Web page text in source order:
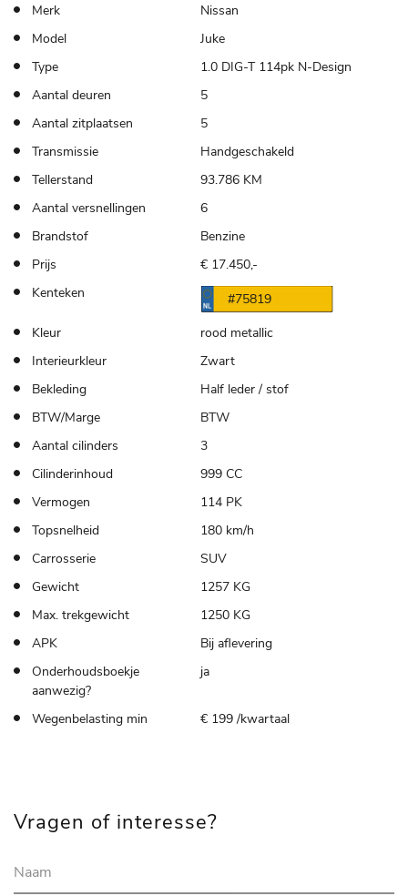
Merk
Nissan
Model
Juke
Type
1.0 DIG-T 114pk N-Design
Aantal deuren
5
Aantal zitplaatsen
5
Transmissie
Handgeschakeld
Tellerstand
93.786 KM
Aantal versnellingen
6
Brandstof
Benzine
Prijs
€ 17.450,-
Kenteken
#75819
Kleur
rood metallic
Interieurkleur
Zwart
Bekleding
Half leder / stof
BTW/Marge
BTW
Aantal cilinders
3
Cilinderinhoud
999 CC
Vermogen
114 PK
Topsnelheid
180 km/h
Carrosserie
SUV
Gewicht
1257 KG
Max. trekgewicht
1250 KG
APK
Bij aflevering
Onderhoudsboekje
aanwezig?
ja
Wegenbelasting min € 199 /kwartaal
Vragen of interesse?